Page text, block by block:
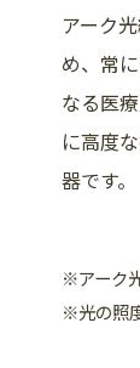
アーク
め、常
なる医
に高度
器です。
※アーク
※光の照